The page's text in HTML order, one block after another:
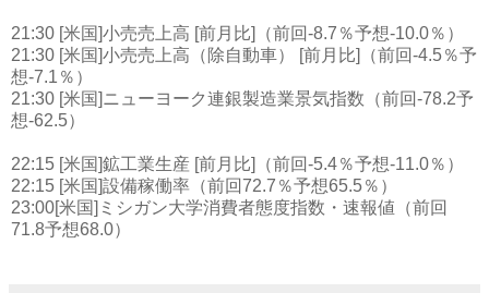
21:30 [米国]小売売上高 [前月比]（前回-8.7％予想-10.0％）
21:30 [米国]小売売上高（除自動車） [前月比]（前回-4.5％予
想-7.1％）
21:30 [米国]ニューヨーク連銀製造業景気指数（前回-78.2予
想-62.5）
22:15 [米国]鉱工業生産 [前月比]（前回-5.4％予想-11.0％）
22:15 [米国]設備稼働率（前回72.7％予想65.5％）
23:00[米国]ミシガン大学消費者態度指数・速報値（前回
71.8予想68.0）